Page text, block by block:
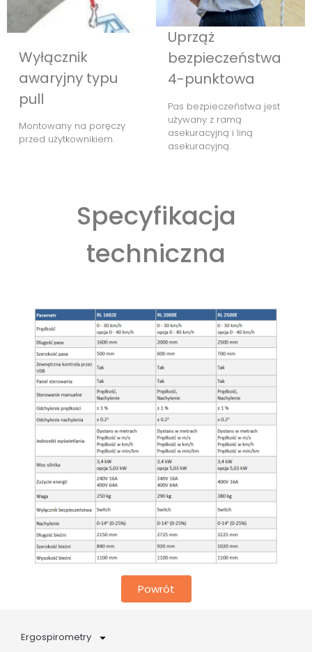
Ergospirometry
Wyłącznik
awaryjny typu
pull
Montowany na poręczy
przed użytkownikiem.
Uprząż
bezpieczeństwa
4-punktowa
Pas bezpieczeństwa jest
używany z ramą
asekuracyjną i liną
asekuracyjną.
Specyfikacja
techniczna
Powrót